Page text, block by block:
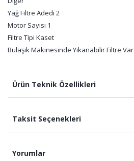
Yağ Filtre Adedi 2
Motor Sayısı 1
Filtre Tipi Kaset
Bulaşık Makinesinde Yıkanabilir Filtre Var
Ürün Teknik Özellikleri
Taksit Seçenekleri
Yorumlar